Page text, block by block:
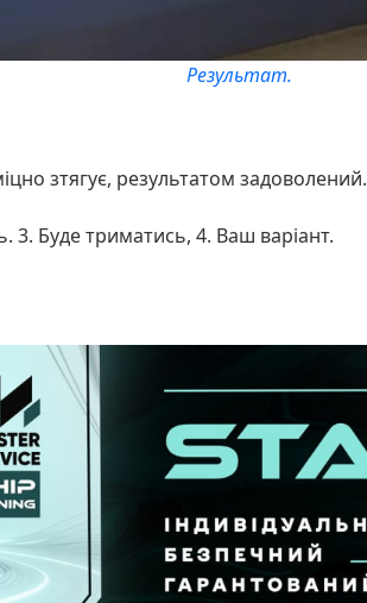
Результат.
зтягує, результатом задоволений.
3. Буде триматись, 4. Ваш варіант.